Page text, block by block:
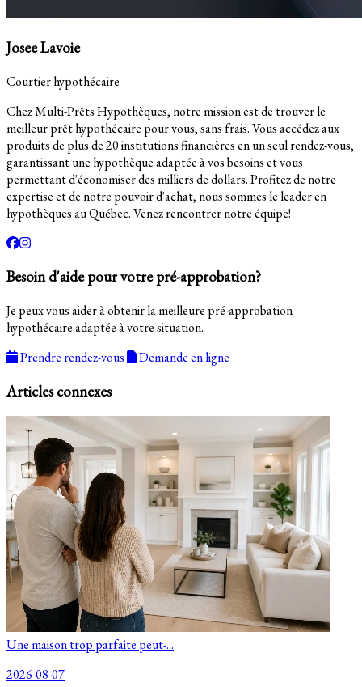
Josee Lavoie
Courtier hypothécaire
Chez Multi-Prêts Hypothèques, notre mission est de trouver le
meilleur prêt hypothécaire pour vous, sans frais. Vous accédez aux
produits de plus de 20 institutions financières en un seul rendez-vous,
garantissant une hypothèque adaptée à vos besoins et vous
permettant d'économiser des milliers de dollars. Profitez de notre
expertise et de notre pouvoir d'achat, nous sommes le leader en
hypothèques au Québec. Venez rencontrer notre équipe!
Besoin d'aide pour votre pré-approbation?
Je peux vous aider à obtenir la meilleure pré-approbation
hypothécaire adaptée à votre situation.
Prendre rendez-vous
Demande en ligne
Articles connexes
Une maison trop parfaite peut-...
2026-08-07